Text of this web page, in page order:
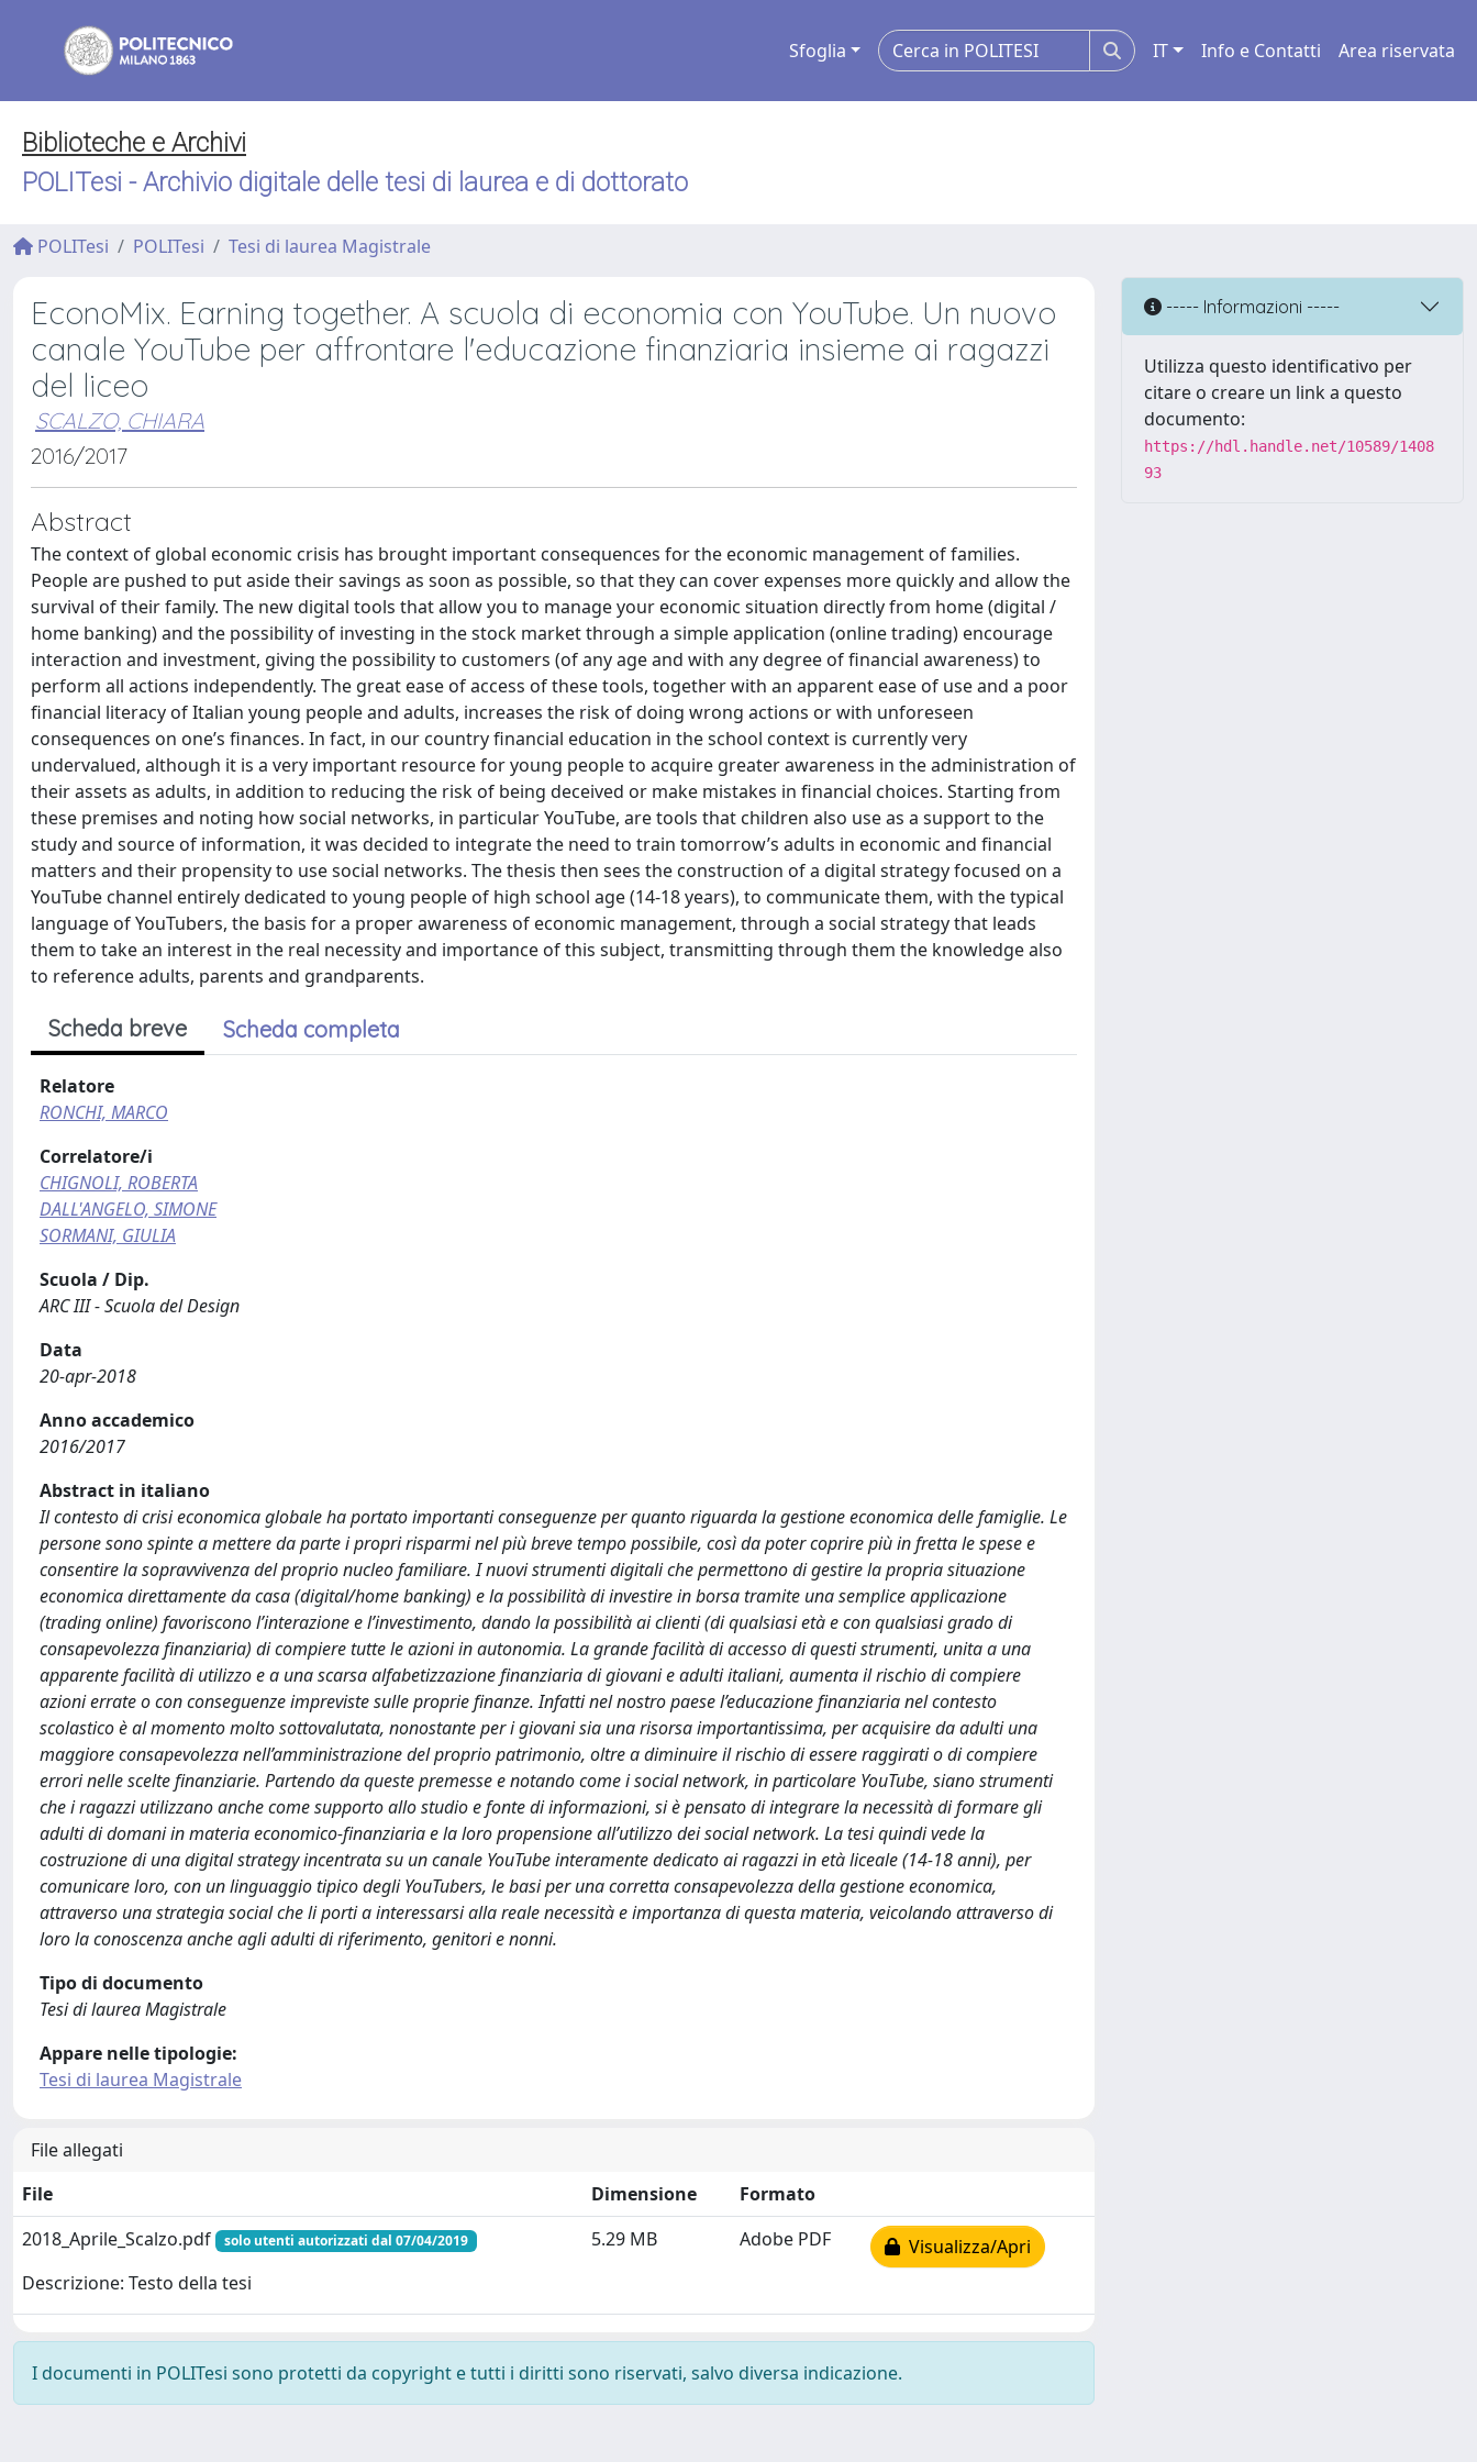
Sfoglia IT Info e Contatti Area riservata
Biblioteche e Archivi
POLITesi - Archivio digitale delle tesi di laurea e di dottorato
POLITesi POLITesi Tesi di laurea Magistrale
EconoMix. Earning together. A scuola di economia con YouTube. Un nuovo
canale YouTube per affrontare l'educazione finanziaria insieme ai ragazzi
del liceo
SCALZO, CHIARA
2016/2017
Abstract
The context of global economic crisis has brought important consequences for the economic management of families.
People are pushed to put aside their savings as soon as possible, so that they can cover expenses more quickly and allow the
survival of their family. The new digital tools that allow you to manage your economic situation directly from home (digital /
home banking) and the possibility of investing in the stock market through a simple application (online trading) encourage
interaction and investment, giving the possibility to customers (of any age and with any degree of financial awareness) to
perform all actions independently. The great ease of access of these tools, together with an apparent ease of use and a poor
financial literacy of Italian young people and adults, increases the risk of doing wrong actions or with unforeseen
consequences on one’s finances. In fact, in our country financial education in the school context is currently very
undervalued, although it is a very important resource for young people to acquire greater awareness in the administration of
their assets as adults, in addition to reducing the risk of being deceived or make mistakes in financial choices. Starting from
these premises and noting how social networks, in particular YouTube, are tools that children also use as a support to the
study and source of information, it was decided to integrate the need to train tomorrow’s adults in economic and financial
matters and their propensity to use social networks. The thesis then sees the construction of a digital strategy focused on a
YouTube channel entirely dedicated to young people of high school age (14-18 years), to communicate them, with the typical
language of YouTubers, the basis for a proper awareness of economic management, through a social strategy that leads
them to take an interest in the real necessity and importance of this subject, transmitting through them the knowledge also
to reference adults, parents and grandparents.
Scheda breve Scheda completa
Relatore
RONCHI, MARCO
Correlatore/i
CHIGNOLI, ROBERTA
DALL'ANGELO, SIMONE
SORMANI, GIULIA
Scuola / Dip.
ARC III - Scuola del Design
Data
20-apr-2018
Anno accademico
2016/2017
Abstract in italiano
Il contesto di crisi economica globale ha portato importanti conseguenze per quanto riguarda la gestione economica delle famiglie. Le
persone sono spinte a mettere da parte i propri risparmi nel più breve tempo possibile, così da poter coprire più in fretta le spese e
consentire la sopravvivenza del proprio nucleo familiare. I nuovi strumenti digitali che permettono di gestire la propria situazione
economica direttamente da casa (digital/home banking) e la possibilità di investire in borsa tramite una semplice applicazione
(trading online) favoriscono l’interazione e l’investimento, dando la possibilità ai clienti (di qualsiasi età e con qualsiasi grado di
consapevolezza finanziaria) di compiere tutte le azioni in autonomia. La grande facilità di accesso di questi strumenti, unita a una
apparente facilità di utilizzo e a una scarsa alfabetizzazione finanziaria di giovani e adulti italiani, aumenta il rischio di compiere
azioni errate o con conseguenze impreviste sulle proprie finanze. Infatti nel nostro paese l’educazione finanziaria nel contesto
scolastico è al momento molto sottovalutata, nonostante per i giovani sia una risorsa importantissima, per acquisire da adulti una
maggiore consapevolezza nell’amministrazione del proprio patrimonio, oltre a diminuire il rischio di essere raggirati o di compiere
errori nelle scelte finanziarie. Partendo da queste premesse e notando come i social network, in particolare YouTube, siano strumenti
che i ragazzi utilizzano anche come supporto allo studio e fonte di informazioni, si è pensato di integrare la necessità di formare gli
adulti di domani in materia economico-finanziaria e la loro propensione all’utilizzo dei social network. La tesi quindi vede la
costruzione di una digital strategy incentrata su un canale YouTube interamente dedicato ai ragazzi in età liceale (14-18 anni), per
comunicare loro, con un linguaggio tipico degli YouTubers, le basi per una corretta consapevolezza della gestione economica,
attraverso una strategia social che li porti a interessarsi alla reale necessità e importanza di questa materia, veicolando attraverso di
loro la conoscenza anche agli adulti di riferimento, genitori e nonni.
Tipo di documento
Tesi di laurea Magistrale
Appare nelle tipologie:
Tesi di laurea Magistrale
File allegati
File
Dimensione
Formato
2018_Aprile_Scalzo.pdf
solo utenti autorizzati dal 07/04/2019
Descrizione: Testo della tesi
5.29 MB Adobe PDF Visualizza/Apri
I documenti in POLITesi sono protetti da copyright e tutti i diritti sono riservati, salvo diversa indicazione.
----- Informazioni -----
Utilizza questo identificativo per
citare o creare un link a questo
documento:
https://hdl.handle.net/10589/1408
93